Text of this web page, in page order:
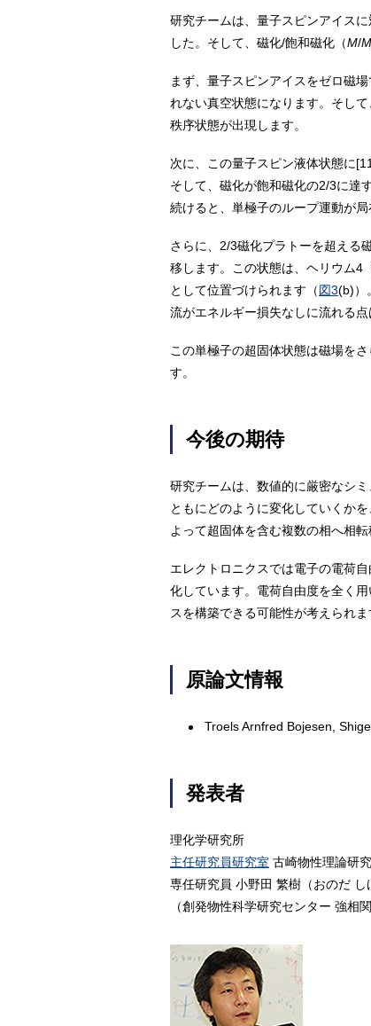
研究チームは、量子スピンアイス
した。そして、磁化/飽和磁化（M/M
まず、量子スピンアイスをゼロ磁
れない真空状態になります。そし
秩序状態が出現します。
次に、この量子スピン液体状態に
そして、磁化が飽和磁化の2/3に達
続けると、単極子のループ運動が
さらに、2/3磁化プラトーを超える
移します。この状態は、ヘリウム4
として位置づけられます（図3(b)）
流がエネルギー損失なしに流れる
この単極子の超固体状態は磁場を
す。
今後の期待
研究チームは、数値的に厳密なシ
ともにどのように変化していくか
よって超固体を含む複数の相へ相
エレクトロニクスでは電子の電荷自
化しています。電荷自由度を全く
スを構築できる可能性が考えられま
原論文情報
Troels Arnfred Bojesen,
発表者
理化学研究所
主任研究員研究室 古崎物性理論研
専任研究員 小野田 繁樹（おのだ し
（創発物性科学研究センター 強相